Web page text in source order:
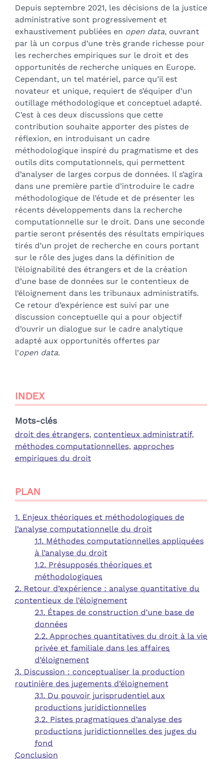
Texte
Bibliographie
Annexe
Notes
Illustrations
Citer cet article
Auteur
Depuis septembre 2021, les décisions de la justice
administrative sont progressivement et
exhaustivement publiées en open data, ouvrant
par là un corpus d’une très grande richesse pour
les recherches empiriques sur le droit et des
opportunités de recherche uniques en Europe.
Cependant, un tel matériel, parce qu’il est
novateur et unique, requiert de s’équiper d’un
outillage méthodologique et conceptuel adapté.
C’est à ces deux discussions que cette
contribution souhaite apporter des pistes de
réflexion, en introduisant un cadre
méthodologique inspiré du pragmatisme et des
outils dits computationnels, qui permettent
d’analyser de larges corpus de données. Il s’agira
dans une première partie d’introduire le cadre
méthodologique de l’étude et de présenter les
récents développements dans la recherche
computationnelle sur le droit. Dans une seconde
partie seront présentés des résultats empiriques
tirés d’un projet de recherche en cours portant
sur le rôle des juges dans la définition de
l’éloignabilité des étrangers et de la création
d’une base de données sur le contentieux de
l’éloignement dans les tribunaux administratifs.
Ce retour d’expérience est suivi par une
discussion conceptuelle qui a pour objectif
d’ouvrir un dialogue sur le cadre analytique
adapté aux opportunités offertes par
l’open data.
INDEX
Mots-clés
droit des étrangers, contentieux administratif,
méthodes computationnelles, approches
empiriques du droit
PLAN
1. Enjeux théoriques et méthodologiques de
l’analyse computationnelle du droit
1.1. Méthodes computationnelles appliquées
à l’analyse du droit
1.2. Présupposés théoriques et
méthodologiques
2. Retour d’expérience : analyse quantitative du
contentieux de l’éloignement
2.1. Étapes de construction d’une base de
données
2.2. Approches quantitatives du droit à la vie
privée et familiale dans les affaires
d’éloignement
3. Discussion : conceptualiser la production
routinière des jugements d’éloignement
3.1. Du pouvoir jurisprudentiel aux
productions juridictionnelles
3.2. Pistes pragmatiques d’analyse des
productions juridictionnelles des juges du
fond
Conclusion